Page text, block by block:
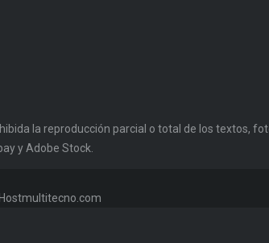
la reproducción parcial o total de los textos,
y Adobe Stock.